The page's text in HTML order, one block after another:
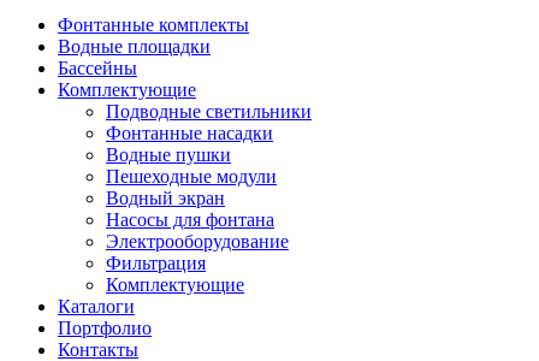
Фонтанные комплекты
Водные площадки
Бассейны
Комплектующие
Подводные светильники
Фонтанные насадки
Водные пушки
Пешеходные модули
Водный экран
Насосы для фонтана
Электрооборудование
Фильтрация
Комплектующие
Каталоги
Портфолио
Контакты